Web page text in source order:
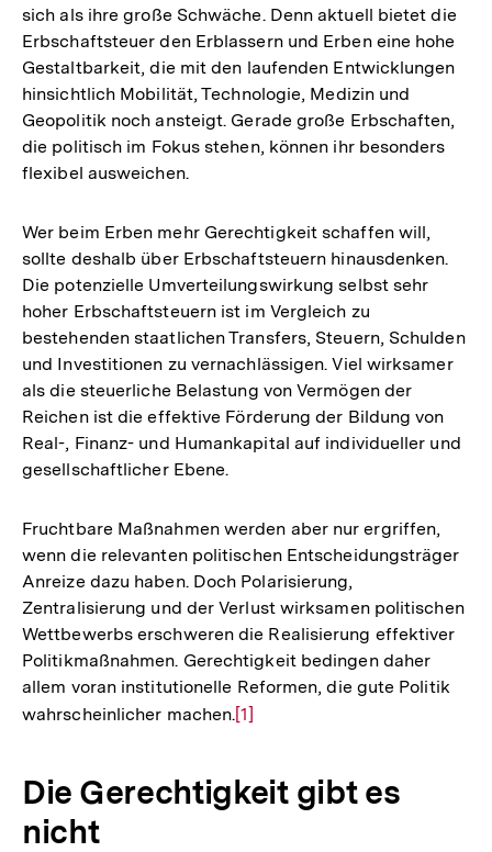
sich als ihre große Schwäche. Denn aktuell bietet die
Erbschaftsteuer den Erblassern und Erben eine hohe
Gestaltbarkeit, die mit den laufenden Entwicklungen
hinsichtlich Mobilität, Technologie, Medizin und
Geopolitik noch ansteigt. Gerade große Erbschaften,
die politisch im Fokus stehen, können ihr besonders
flexibel ausweichen.
Wer beim Erben mehr Gerechtigkeit schaffen will,
sollte deshalb über Erbschaftsteuern hinausdenken.
Die potenzielle Umverteilungswirkung selbst sehr
hoher Erbschaftsteuern ist im Vergleich zu
bestehenden staatlichen Transfers, Steuern, Schulden
und Investitionen zu vernachlässigen. Viel wirksamer
als die steuerliche Belastung von Vermögen der
Reichen ist die effektive Förderung der Bildung von
Real-, Finanz- und Humankapital auf individueller und
gesellschaftlicher Ebene.
Fruchtbare Maßnahmen werden aber nur ergriffen,
wenn die relevanten politischen Entscheidungsträger
Anreize dazu haben. Doch Polarisierung,
Zentralisierung und der Verlust wirksamen politischen
Wettbewerbs erschweren die Realisierung effektiver
Politikmaßnahmen. Gerechtigkeit bedingen daher
allem voran institutionelle Reformen, die gute Politik
wahrscheinlicher machen.Zur
Fußnote
[1]
Die Gerechtigkeit gibt es
nicht